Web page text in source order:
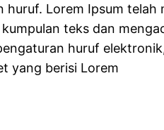
Lorem Ipsum
teks dan
huruf
yang berisi Lorem